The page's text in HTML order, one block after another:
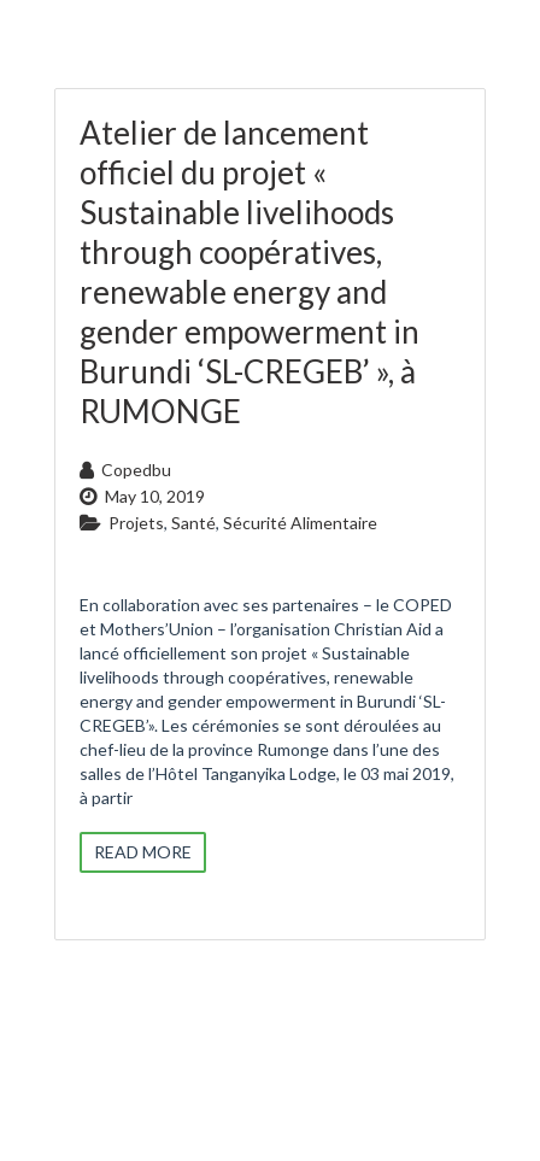
Atelier de lancement
officiel du projet «
Sustainable livelihoods
through coopératives,
renewable energy and
gender empowerment in
Burundi ‘SL-CREGEB’ », à
RUMONGE
Copedbu
May 10, 2019
Projets, Santé, Sécurité Alimentaire
En collaboration avec ses partenaires – le COPED
et Mothers’Union – l’organisation Christian Aid a
lancé officiellement son projet « Sustainable
livelihoods through coopératives, renewable
energy and gender empowerment in Burundi ‘SL-
CREGEB’». Les cérémonies se sont déroulées au
chef-lieu de la province Rumonge dans l’une des
salles de l’Hôtel Tanganyika Lodge, le 03 mai 2019,
à partir
READ MORE